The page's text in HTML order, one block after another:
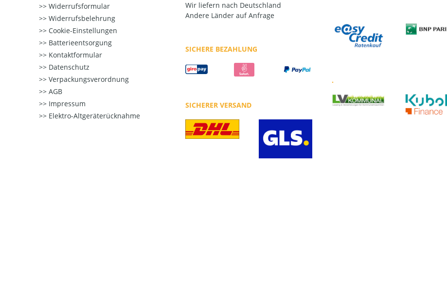
Widerrufsformular
Widerrufsbelehrung
Cookie-Einstellungen
Batterieentsorgung
Kontaktformular
Datenschutz
Verpackungsverordnung
AGB
Impressum
Elektro-Altgeräterücknahme
Wir liefern nach Deutschland
Andere Länder auf Anfrage
SICHERE BEZAHLUNG
SICHERER VERSAND
.